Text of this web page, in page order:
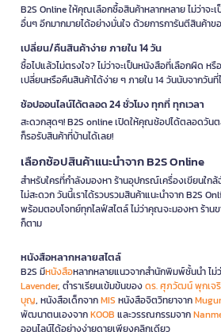
B2S Online ให้คุณเลือกซื้อสินค้าหลากหลาย ไม่ว่าจะ
อื่นๆ อีกมากมายได้อย่างมั่นใจ ด้วยการการันตีสินค้า
เปลี่ยน/คืนสินค้าง่าย ภายใน 14 วัน
ซื้อไปแล้วไม่ตรงใจ? ไม่ว่าจะเป็นหนังสือที่เลือกผิด
เปลี่ยนหรือคืนสินค้าได้ง่าย ๆ ภายใน 14 วันนับจากวัน
ช้อปออนไลน์ได้ตลอด 24 ชั่วโมง ทุกที่ ทุกเวลา
สะดวกสุดๆ! B2S online เปิดให้คุณช้อปได้ตลอดวัน
ก็รอรับสินค้าที่บ้านได้เลย!
เลือกช้อปสินค้าแนะนำจาก B2S Online
สำหรับใครที่กำลังมองหา ร้านอุปกรณ์เครื่องเขียนใก
ไม่สะดวก วันนี้เราได้รวบรวมสินค้าแนะนำจาก B2S
พร้อมตอบโจทย์ทุกไลฟ์สไตล์ ไม่ว่าคุณจะมองหา ร้าน
ก็ตาม
หนังสือหลากหลายสไตล์
B2S มีหนังสือหลากหลายแนวจากสำนักพิมพ์ชั้นนำ ไม่
Lavender, ตำราเรียนเข้มข้นของดร. ศุภวัฒน์ พุกเจ
บุญ, หนังสือเด็กจากMIS หนังสือจิตวิทยาจาก
พัฒนาตนเองจากKOOB และวรรณกรรมจาก
ออนไลน์ได้อย่างง่ายดายเพียงคลิกเดียว